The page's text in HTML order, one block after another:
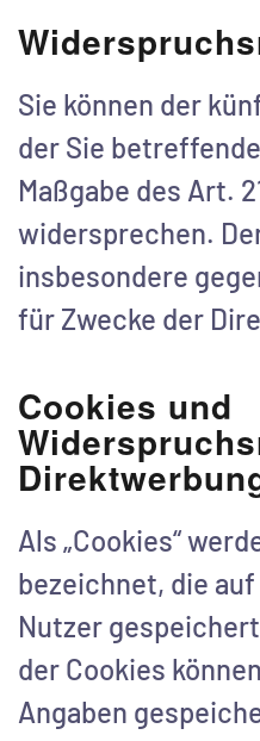
Sie können der
der Sie
Maßgabe des Art.
widersprechen.
insbesondere
für Zwecke der
Cookies und
Als „Cookies“
bezeichnet, die
Nutzer
der Cookies
Angaben